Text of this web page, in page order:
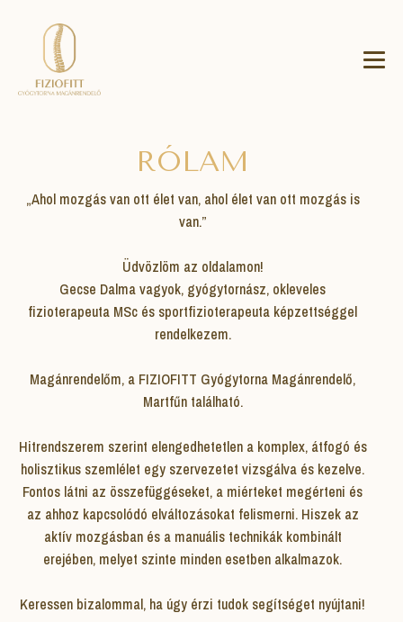
RÓLAM
„Ahol mozgás van ott élet van, ahol élet van ott mozgás is
van.”
Üdvözlöm az oldalamon!
Gecse Dalma vagyok, gyógytornász, okleveles
fizioterapeuta MSc és sportfizioterapeuta képzettséggel
rendelkezem.
Magánrendelőm, a FIZIOFITT Gyógytorna Magánrendelő,
Martfűn található.
Hitrendszerem szerint elengedhetetlen a komplex, átfogó és
holisztikus szemlélet egy szervezetet vizsgálva és kezelve.
Fontos látni az összefüggéseket, a miérteket megérteni és
az ahhoz kapcsolódó elváltozásokat felismerni. Hiszek az
aktív mozgásban és a manuális technikák kombinált
erejében, melyet szinte minden esetben alkalmazok.
Keressen bizalommal, ha úgy érzi tudok segítséget nyújtani!